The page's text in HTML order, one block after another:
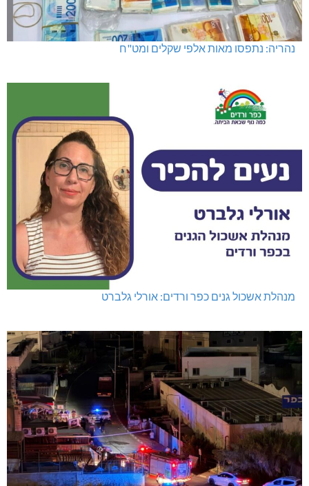
נהריה: נתפסו מאות אלפי שקלים ומט"ח
מנהלת אשכול גנים כפר ורדים: אורלי גלברט